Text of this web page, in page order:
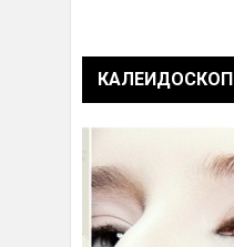
КАЛЕИДОСКОП